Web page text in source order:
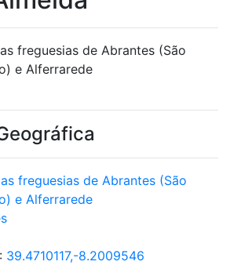
freguesias de Abrantes (São
e Alferrarede
freguesias de Abrantes (São
e Alferrarede
39.4710117,-8.2009546